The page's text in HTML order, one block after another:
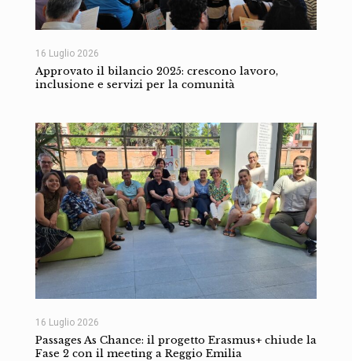
16 Luglio 2026
Approvato il bilancio 2025: crescono lavoro,
inclusione e servizi per la comunità
16 Luglio 2026
Passages As Chance: il progetto Erasmus+ chiude la
Fase 2 con il meeting a Reggio Emilia